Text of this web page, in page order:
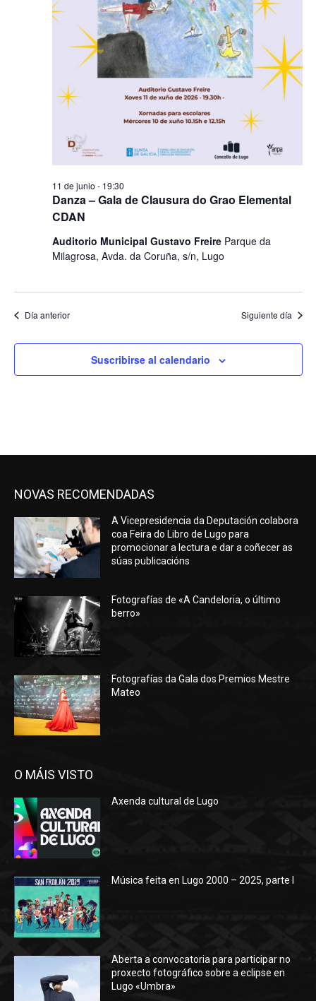
Danza – Gala de Clausura do Grao Elemental
CDAN
11 de junio - 19:30
​Auditorio Municipal Gustavo Freire Parque da
Milagrosa, Avda. da Coruña, s/n, Lugo
Día anterior Siguiente día
Suscribirse al calendario
NOVAS RECOMENDADAS
A Vicepresidencia da Deputación colabora
coa Feira do Libro de Lugo para
promocionar a lectura e dar a coñecer as
súas publicacións
Fotografías de «A Candeloria, o último
berro»
Fotografías da Gala dos Premios Mestre
Mateo
O MÁIS VISTO
Axenda cultural de Lugo
Música feita en Lugo 2000 – 2025, parte I
Aberta a convocatoria para participar no
proxecto fotográfico sobre a eclipse en
Lugo «Umbra»